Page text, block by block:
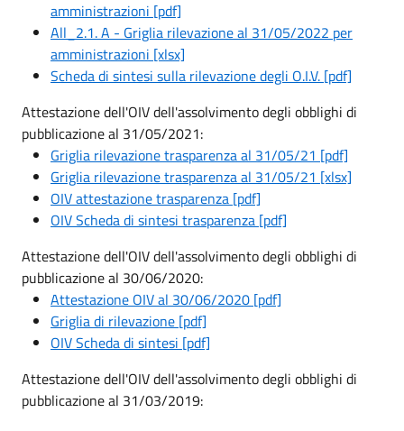
amministrazioni [pdf]
All_2.1. A - Griglia rilevazione al 31/05/2022 per
amministrazioni [xlsx]
Scheda di sintesi sulla rilevazione degli O.I.V. [pdf]
Attestazione dell'OIV dell'assolvimento degli obblighi di
pubblicazione al 31/05/2021:
Griglia rilevazione trasparenza al 31/05/21 [pdf]
Griglia rilevazione trasparenza al 31/05/21 [xlsx]
OIV attestazione trasparenza [pdf]
OIV Scheda di sintesi trasparenza [pdf]
Attestazione dell'OIV dell'assolvimento degli obblighi di
pubblicazione al 30/06/2020:
Attestazione OIV al 30/06/2020 [pdf]
Griglia di rilevazione [pdf]
OIV Scheda di sintesi [pdf]
Attestazione dell'OIV dell'assolvimento degli obblighi di
pubblicazione al 31/03/2019: